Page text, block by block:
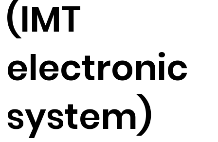
(IMT
electronic
system)